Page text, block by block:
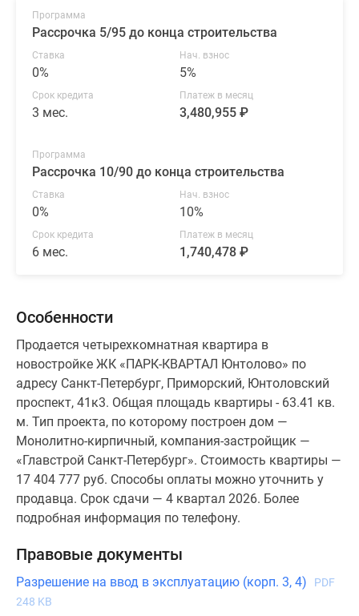
Программа
Рассрочка 5/95 до конца строительства
Ставка
0%
Нач. взнос
5%
Срок кредита
3 мес.
Платеж в месяц
3,480,955 ₽
Программа
Рассрочка 10/90 до конца строительства
Ставка
0%
Нач. взнос
10%
Срок кредита
6 мес.
Платеж в месяц
1,740,478 ₽
Особенности
Продается четырехкомнатная квартира в
новостройке ЖК «ПАРК-КВАРТАЛ Юнтолово» по
адресу Санкт-Петербург, Приморский, Юнтоловский
проспект, 41к3. Общая площадь квартиры - 63.41 кв.
м. Тип проекта, по которому построен дом —
Монолитно-кирпичный, компания-застройщик —
«Главстрой Санкт-Петербург». Стоимость квартиры —
17 404 777 руб. Способы оплаты можно уточнить у
продавца. Срок сдачи — 4 квартал 2026. Более
подробная информация по телефону.
Правовые документы
Разрешение на ввод в эксплуатацию (корп. 3, 4)
PDF
248 KB